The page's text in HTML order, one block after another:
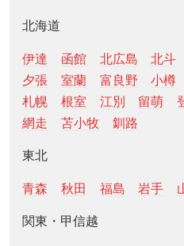
北海道
伊達 函館 北広島 北斗
夕張
室蘭 富良野 小樽
札幌
根室 江別 留萌
網走
苫小牧 釧路
東北
青森 秋田 福島 岩手
関東・甲信越